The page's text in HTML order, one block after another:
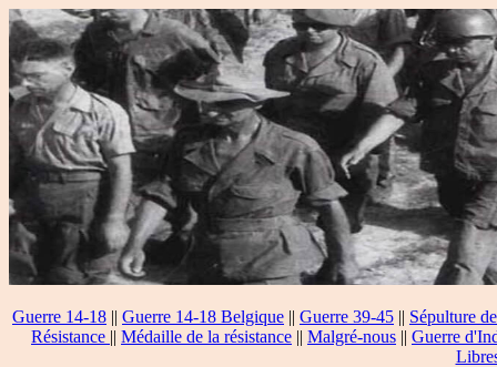
Guerre 14-18 || Guerre 14-18 Belgique || Guerre 39-45 || Sépulture
Résistance || Médaille de la résistance || Malgré-nous || Guerre